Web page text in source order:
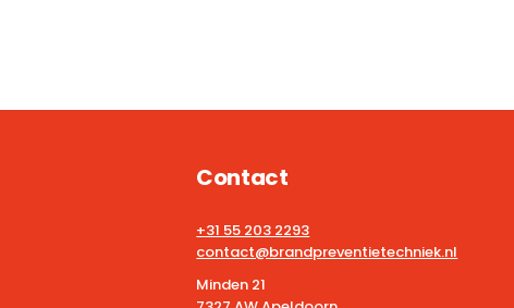
Contact
+31 55 203 2293
contact@brandpreventietechniek.nl
Minden 21